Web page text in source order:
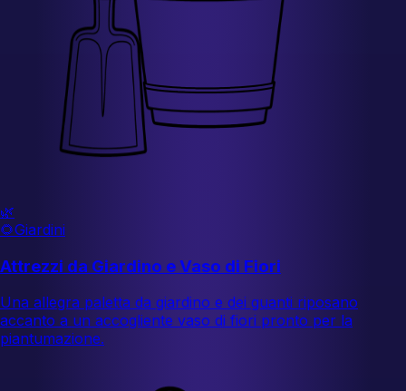
🌿
🌻Giardini
Attrezzi da Giardino e Vaso di Fiori
Una allegra paletta da giardino e dei guanti riposano
accanto a un accogliente vaso di fiori pronto per la
piantumazione.